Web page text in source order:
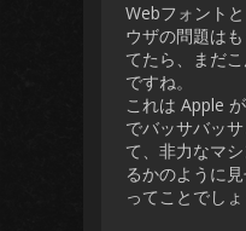
Webフォント
ウザの問題は
てたら、まだ
ですね。
これは Apple
でバッサバッ
て、非力なマ
るかのように
ってことでしょ